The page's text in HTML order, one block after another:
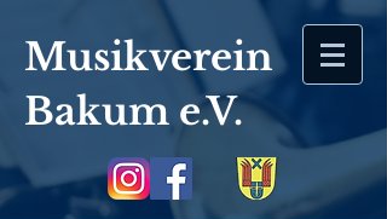
Musikverein
Bakum e.V.